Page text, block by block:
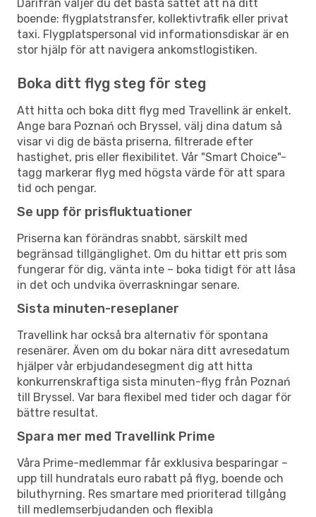
Därifrån väljer du det bästa sättet att nå ditt
boende: flygplatstransfer, kollektivtrafik eller privat
taxi. Flygplatspersonal vid informationsdiskar är en
stor hjälp för att navigera ankomstlogistiken.
Boka ditt flyg steg för steg
Att hitta och boka ditt flyg med Travellink är enkelt.
Ange bara Poznań och Bryssel, välj dina datum så
visar vi dig de bästa priserna, filtrerade efter
hastighet, pris eller flexibilitet. Vår "Smart Choice"-
tagg markerar flyg med högsta värde för att spara
tid och pengar.
Se upp för prisfluktuationer
Priserna kan förändras snabbt, särskilt med
begränsad tillgänglighet. Om du hittar ett pris som
fungerar för dig, vänta inte – boka tidigt för att låsa
in det och undvika överraskningar senare.
Sista minuten-reseplaner
Travellink har också bra alternativ för spontana
resenärer. Även om du bokar nära ditt avresedatum
hjälper vår erbjudandesegment dig att hitta
konkurrenskraftiga sista minuten-flyg från Poznań
till Bryssel. Var bara flexibel med tider och dagar för
bättre resultat.
Spara mer med Travellink Prime
Våra Prime-medlemmar får exklusiva besparingar –
upp till hundratals euro rabatt på flyg, boende och
biluthyrning. Res smartare med prioriterad tillgång
till medlemserbjudanden och flexibla